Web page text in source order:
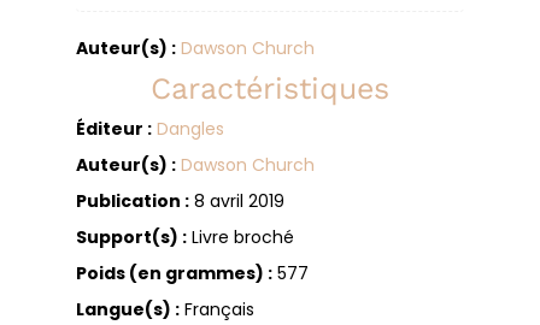
Auteur(s) : Dawson Church
Caractéristiques
Éditeur : Dangles
Auteur(s) : Dawson Church
Publication :8 avril 2019
Support(s) :Livre broché
Poids (en grammes) :577
Langue(s) :Français